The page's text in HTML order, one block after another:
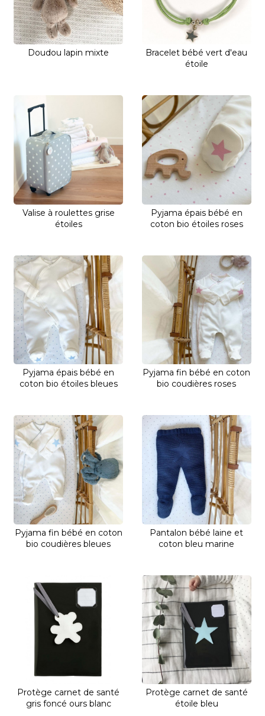
Doudou lapin mixte
Bracelet bébé vert d'eau
étoile
Valise à roulettes grise
étoiles
Pyjama épais bébé en
coton bio étoiles roses
Pyjama épais bébé en
coton bio étoiles bleues
Pyjama fin bébé en coton
bio coudières roses
Pyjama fin bébé en coton
bio coudières bleues
Pantalon bébé laine et
coton bleu marine
Protège carnet de santé
gris foncé ours blanc
Protège carnet de santé
étoile bleu